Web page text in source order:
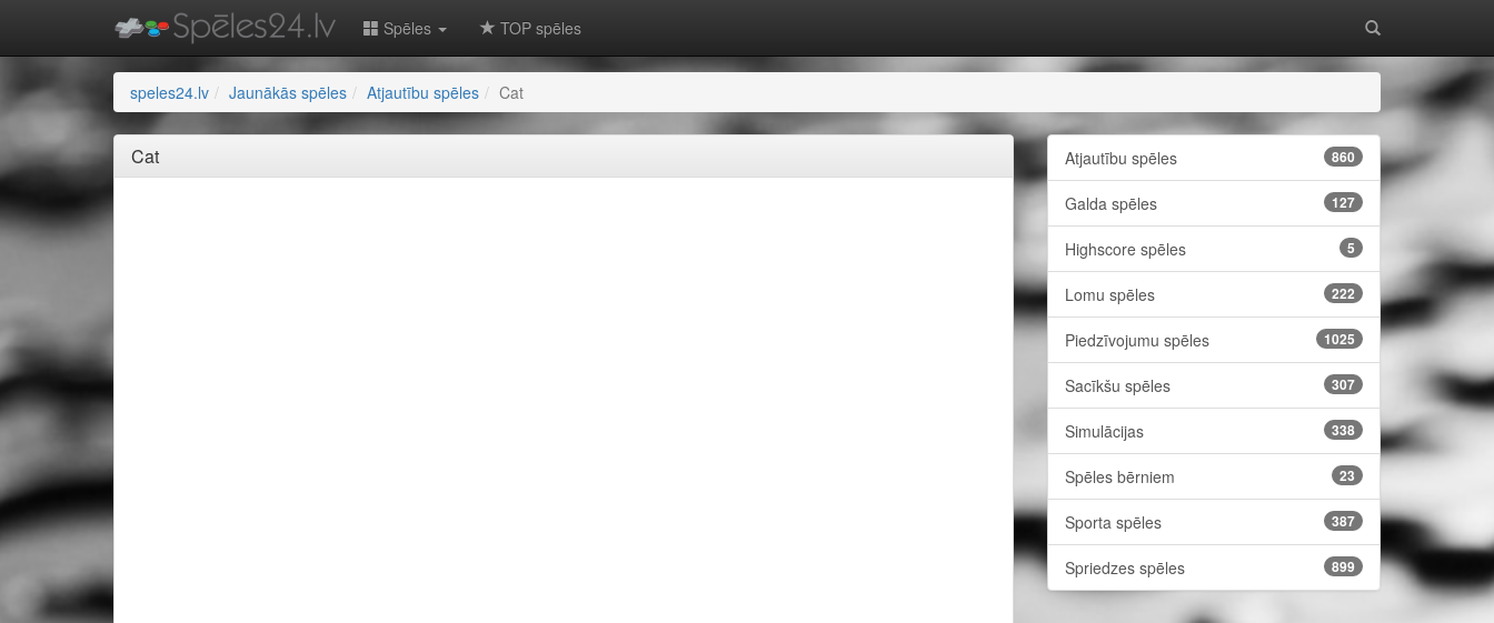
Spēles TOP spēles
speles24.lv Jaunākās spēles Atjautību spēles Cat
Cat Atjautību spēles 860
Galda spēles 127
Highscore spēles 5
Lomu spēles 222
Piedzīvojumu spēles 1025
Sacīkšu spēles 307
Simulācijas 338
Spēles bērniem 23
Sporta spēles 387
Spriedzes spēles 899